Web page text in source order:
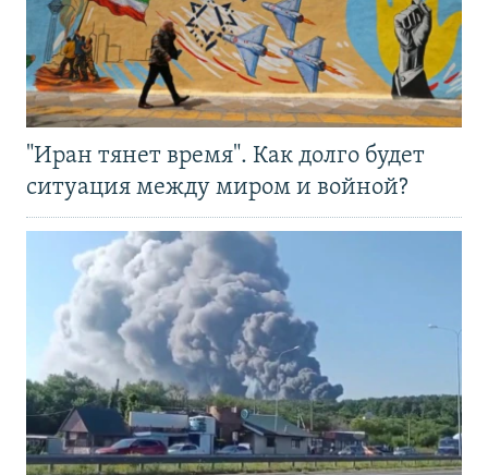
"Иран тянет время". Как долго будет
ситуация между миром и войной?